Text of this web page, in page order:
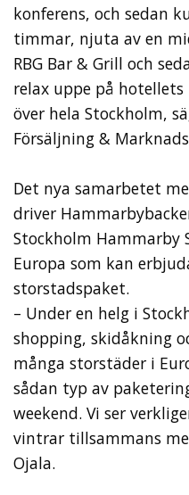
konferens, och sedan
timmar, njuta av en
RBG Bar & Grill och
relax uppe på
över hela Stockholm,
Försäljning &
Det nya samarbetet
driver
Stockholm Hammarby
Europa som kan
storstadspaket.
– Under en helg i
shopping, skidåkning
många storstäder i
sådan typ av
weekend. Vi ser
vintrar tillsammans
Ojala.